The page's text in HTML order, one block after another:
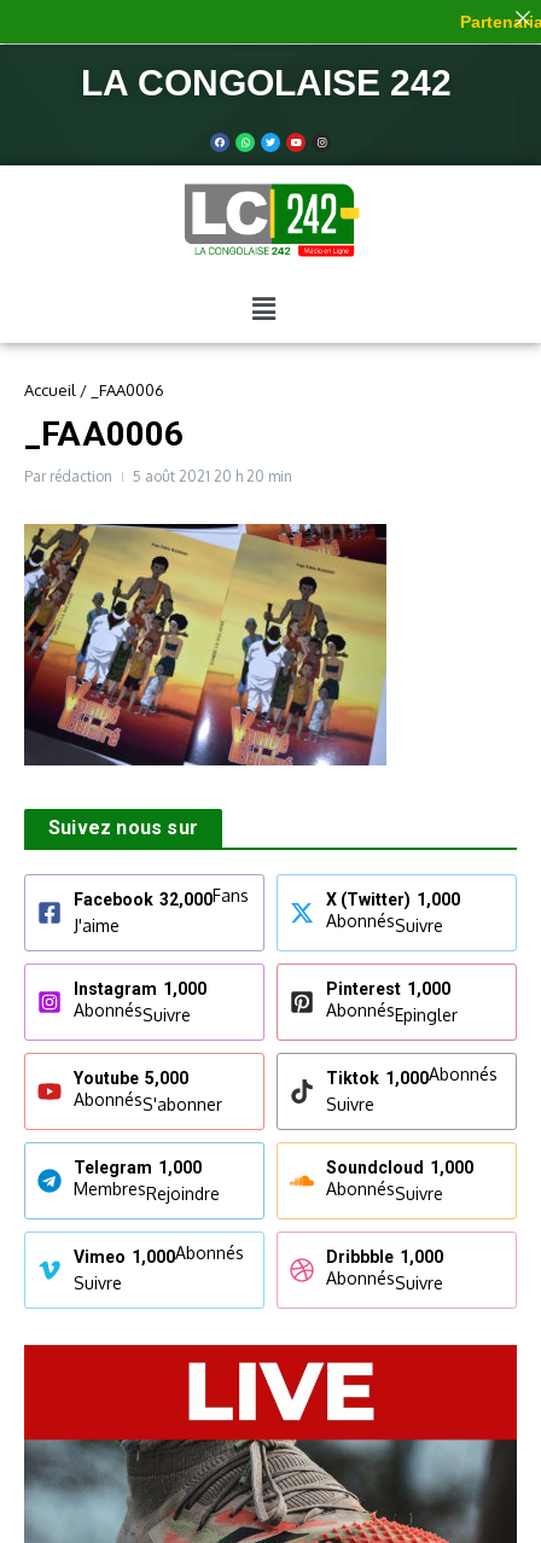
LA CONGOLAISE 242
Accueil / _FAA0006
_FAA0006
Par rédaction 5 août 2021 20 h 20 min
Suivez nous sur
Facebook 32,000Fans
J'aime
X (Twitter) 1,000
AbonnésSuivre
Instagram 1,000
AbonnésSuivre
Pinterest 1,000
AbonnésEpingler
Youtube 5,000
AbonnésS'abonner
Tiktok 1,000Abonnés
Suivre
Telegram 1,000
MembresRejoindre
Soundcloud 1,000
AbonnésSuivre
Vimeo 1,000Abonnés
Suivre
Dribbble 1,000
AbonnésSuivre